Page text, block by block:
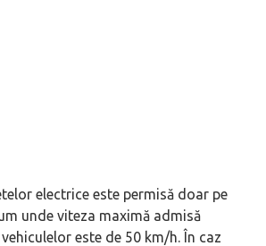
electrice este permisă doar pe
unde viteza maximă admisă
este de 50 km/h. În caz